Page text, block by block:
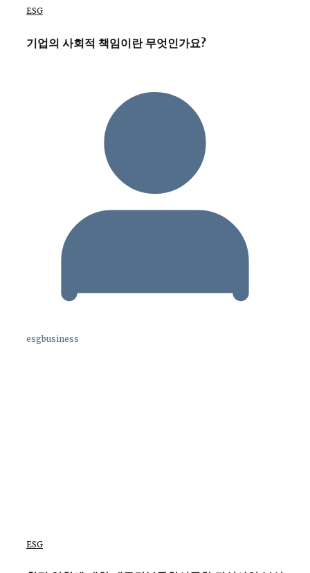
ESG
기업의 사회적 책임이란 무엇인가요?
esgbusiness
ESG